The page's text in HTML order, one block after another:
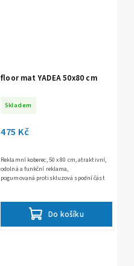
floor mat YADEA 50x80 cm
Skladem
475 Kč
Do košíku
Reklamní koberec, 50 x 80 cm, atraktivní,
odolná a funkční reklama,
pogumovaná protiskluzová spodní část